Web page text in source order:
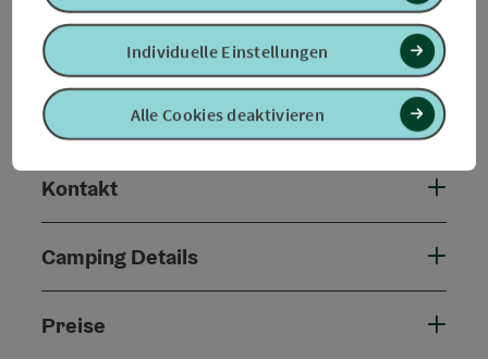
Beschreibung vollständig anzeigen
Kontakt
Camping Details
Preise
Alle Cookies deaktivieren
Individuelle Einstellungen